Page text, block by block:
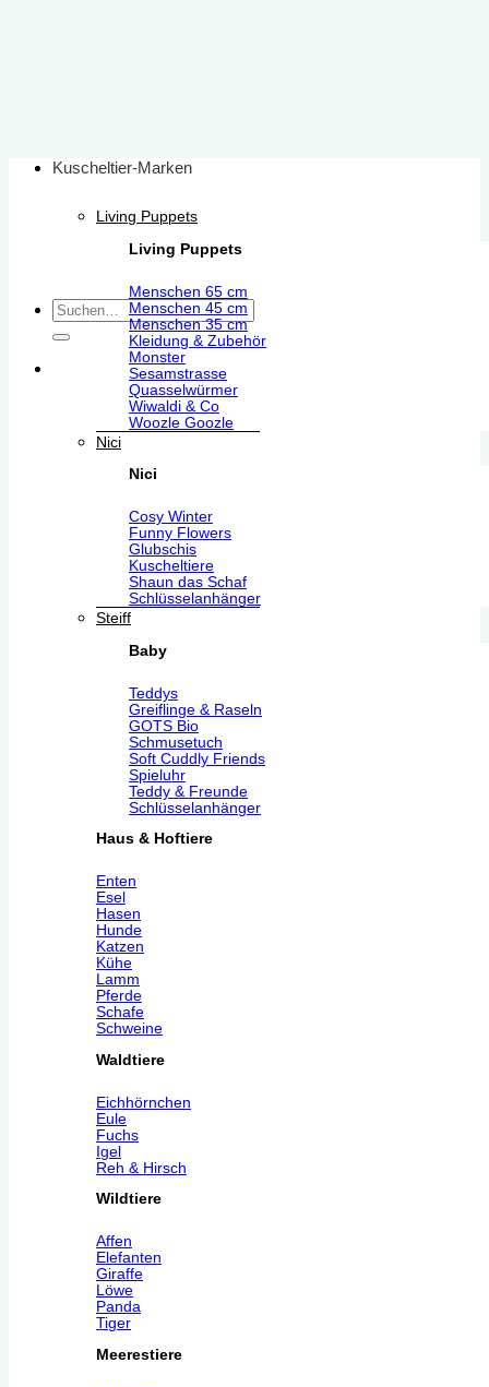
Suchen
nach:
Kuscheltier-Marken
Living Puppets
Living Puppets
Menschen 65 cm
Menschen 45 cm
Menschen 35 cm
Kleidung & Zubehör
Monster
Sesamstrasse
Quasselwürmer
Wiwaldi & Co
Woozle Goozle
Nici
Nici
Cosy Winter
Funny Flowers
Glubschis
Kuscheltiere
Shaun das Schaf
Schlüsselanhänger
Steiff
Baby
Teddys
Greiflinge & Raseln
GOTS Bio
Schmusetuch
Soft Cuddly Friends
Spieluhr
Teddy & Freunde
Schlüsselanhänger
Haus & Hoftiere
Enten
Esel
Hasen
Hunde
Katzen
Kühe
Lamm
Pferde
Schafe
Schweine
Waldtiere
Eichhörnchen
Eule
Fuchs
Igel
Reh & Hirsch
Wildtiere
Affen
Elefanten
Giraffe
Löwe
Panda
Tiger
Meerestiere